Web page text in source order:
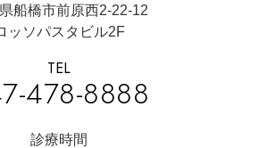
船橋市前原西2-22-12
ッソパスタビル2F
TEL
478-8888
診療時間